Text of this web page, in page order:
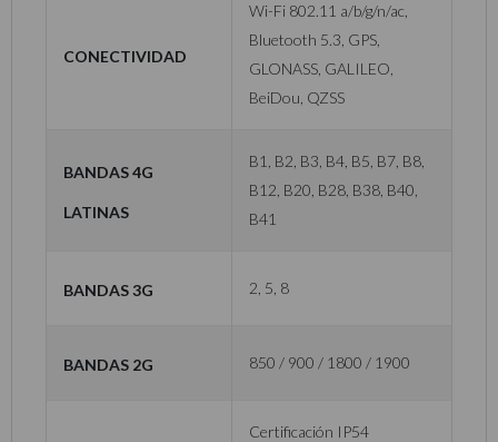
Conectividad
Wi-Fi 802.11 a/b/g/n/ac,
Bluetooth 5.3, GPS,
GLONASS, GALILEO,
BeiDou, QZSS
Bandas 4G
Latinas
B1, B2, B3, B4, B5, B7, B8,
B12, B20, B28, B38, B40,
B41
Bandas 3G 2, 5, 8
Bandas 2G 850 / 900 / 1800 / 1900
Certificación IP54